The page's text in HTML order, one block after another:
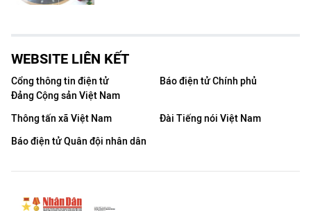
WEBSITE LIÊN KẾT
Cổng thông tin điện tử
Đảng Cộng sản Việt Nam
Báo điện tử Chính phủ
Thông tấn xã Việt Nam
Đài Tiếng nói Việt Nam
Báo điện tử Quân đội nhân dân